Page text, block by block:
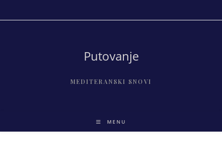
to
Putovanje
MEDITERANSKI SNOVI
MENU